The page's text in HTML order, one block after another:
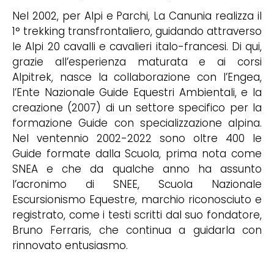
Nel 2002, per Alpi e Parchi, La Canunia realizza il
1° trekking transfrontaliero, guidando attraverso
le Alpi 20 cavalli e cavalieri italo-francesi. Di qui,
grazie all’esperienza maturata e ai corsi
Alpitrek, nasce la collaborazione con l’Engea,
l’Ente Nazionale Guide Equestri Ambientali, e la
creazione (2007) di un settore specifico per la
formazione Guide con specializzazione alpina.
Nel ventennio 2002-2022 sono oltre 400 le
Guide formate dalla Scuola, prima nota come
SNEA e che da qualche anno ha assunto
l’acronimo di SNEE, Scuola Nazionale
Escursionismo Equestre, marchio riconosciuto e
registrato, come i testi scritti dal suo fondatore,
Bruno Ferraris, che continua a guidarla con
rinnovato entusiasmo.